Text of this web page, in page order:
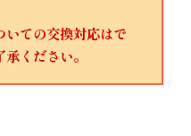
いての交換対応はで
ください。